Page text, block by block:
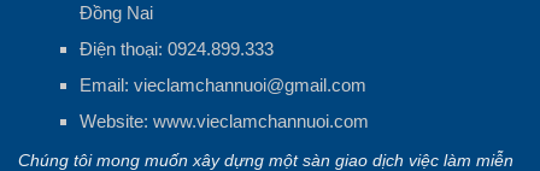
Đồng Nai
Điện thoại: 0924.899.333
Email: vieclamchannuoi@gmail.com
Website: www.vieclamchannuoi.com
Chúng tôi mong muốn xây dựng một sàn giao dịch việc làm miễn